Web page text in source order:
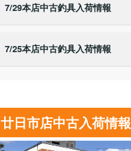
7/29本店中古釣具入荷情報
7/25本店中古釣具入荷情報
廿日市店中古入荷情報